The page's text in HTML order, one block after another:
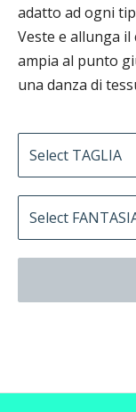
adatto ad ogni
Veste e allunga
ampia al punto
una danza di